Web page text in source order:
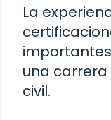
La
una
civil.